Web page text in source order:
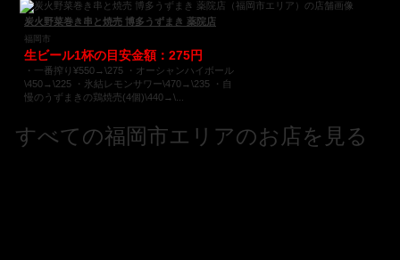
炭火野菜巻き串と焼売 博多うずまき 薬院店
福岡市
生ビール1杯の目安金額：275円
・一番搾り¥550→\275 ・オーシャンハイボール
\450→\225 ・氷結レモンサワー\470→\235 ・自
慢のうずまきの鶏焼売(4個)\440→\...
すべての福岡市エリアのお店を見る